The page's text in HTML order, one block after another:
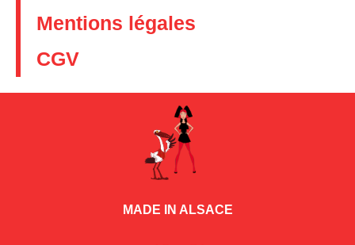
Mentions légales
CGV
MADE IN ALSACE